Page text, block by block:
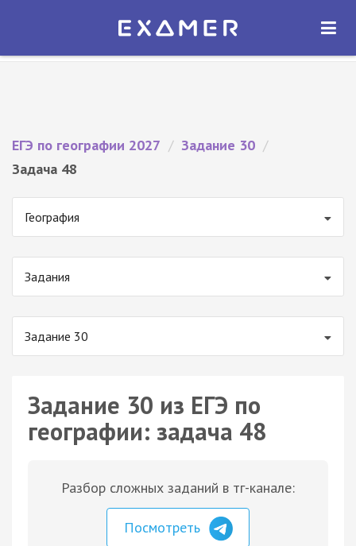
Экзамер — ЕГЭ 2027
ОТКРЫТЬ
ЕГЭ по географии 2027 / Задание 30 /
Задача 48
География
Задания
Задание 30
Задание 30 из ЕГЭ по
географии: задача 48
Разбор сложных заданий в тг-канале:
Посмотреть